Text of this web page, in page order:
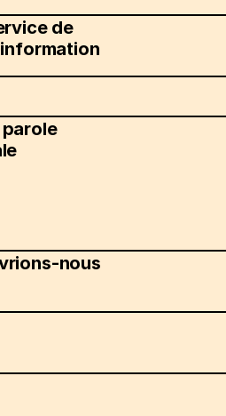
de
nous